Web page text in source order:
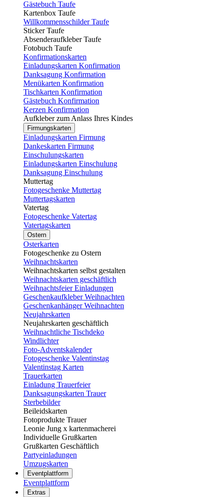
Gästebuch Taufe
Kartenbox Taufe
Willkommensschilder Taufe
Sticker Taufe
Absenderaufkleber Taufe
Fotobuch Taufe
Konfirmationskarten
Einladungskarten Konfirmation
Danksagung Konfirmation
Menükarten Konfirmation
Tischkarten Konfirmation
Gästebuch Konfirmation
Kerzen Konfirmation
Aufkleber zum Anlass Ihres Kindes
Firmungskarten
Einladungskarten Firmung
Dankeskarten Firmung
Einschulungskarten
Einladungskarten Einschulung
Danksagung Einschulung
Muttertag
Fotogeschenke Muttertag
Muttertagskarten
Vatertag
Fotogeschenke Vatertag
Vatertagskarten
Ostern
Osterkarten
Fotogeschenke zu Ostern
Weihnachtskarten
Weihnachtskarten selbst gestalten
Weihnachtskarten geschäftlich
Weihnachtsfeier Einladungen
Geschenkaufkleber Weihnachten
Geschenkanhänger Weihnachten
Neujahrskarten
Neujahrskarten geschäftlich
Weihnachtliche Tischdeko
Windlichter
Foto-Adventskalender
Fotogeschenke Valentinstag
Valentinstag Karten
Trauerkarten
Einladung Trauerfeier
Danksagungskarten Trauer
Sterbebilder
Beileidskarten
Fotoprodukte Trauer
Leonie Jung x kartenmacherei
Individuelle Grußkarten
Grußkarten Geschäftlich
Partyeinladungen
Umzugskarten
Eventplattform
Eventplattform
Extras